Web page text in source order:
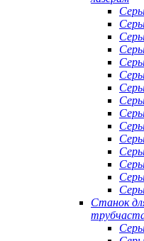
Станок